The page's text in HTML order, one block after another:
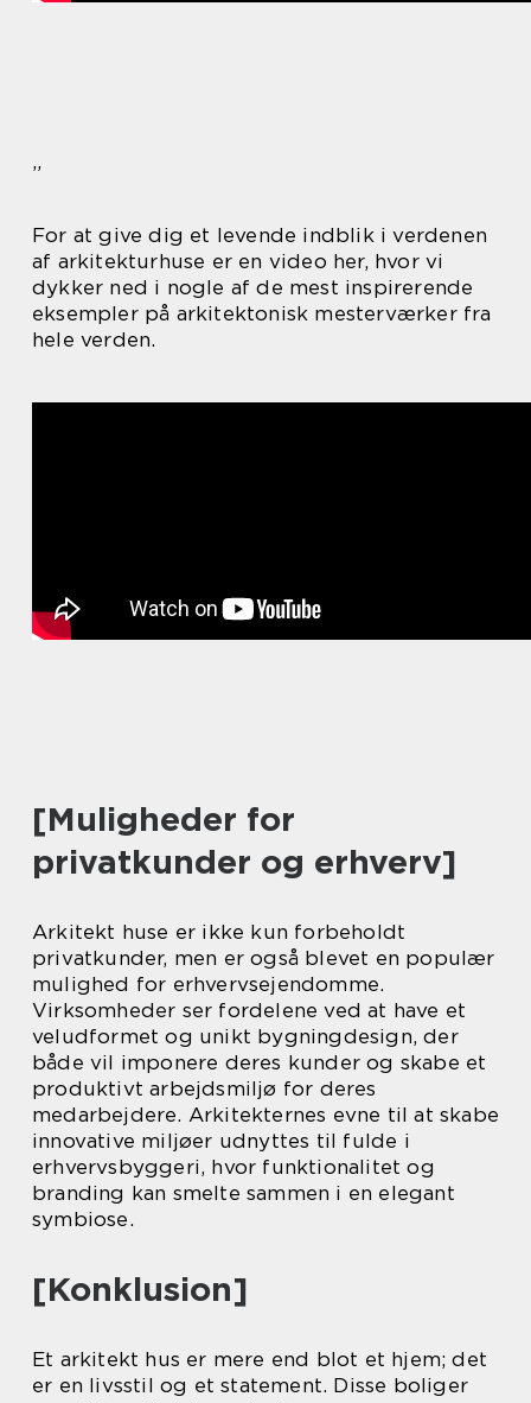
”
For at give dig et levende indblik i verdenen
af arkitekturhuse er en video her, hvor vi
dykker ned i nogle af de mest inspirerende
eksempler på arkitektonisk mesterværker fra
hele verden.
[Muligheder for
privatkunder og erhverv]
Arkitekt huse er ikke kun forbeholdt
privatkunder, men er også blevet en populær
mulighed for erhvervsejendomme.
Virksomheder ser fordelene ved at have et
veludformet og unikt bygningdesign, der
både vil imponere deres kunder og skabe et
produktivt arbejdsmiljø for deres
medarbejdere. Arkitekternes evne til at skabe
innovative miljøer udnyttes til fulde i
erhvervsbyggeri, hvor funktionalitet og
branding kan smelte sammen i en elegant
symbiose.
[Konklusion]
Et arkitekt hus er mere end blot et hjem; det
er en livsstil og et statement. Disse boliger